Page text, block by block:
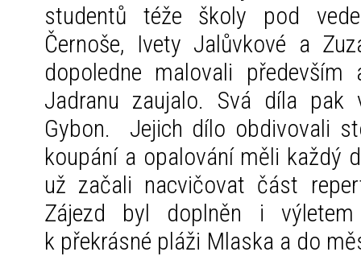
studentů téže školy pod
Černoše, Ivety Jalůvkové a
dopoledne malovali
Jadranu zaujalo. Svá díla pak
Gybon. Jejich dílo obdivovali
koupání a opalování měli každý
už začali nacvičovat část
Zájezd byl doplněn i
k překrásné pláži Mlaska a do